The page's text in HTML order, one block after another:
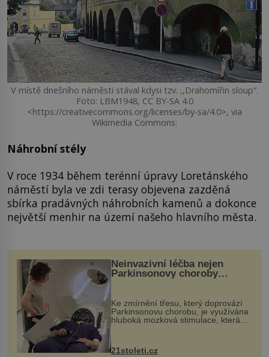
V místě dnešního náměsti stával kdysi tzv. ,,Drahomířin sloup“.
Foto: LBM1948, CC BY-SA 4.0
<https://creativecommons.org/licenses/by-sa/4.0>, via
Wikimedia Commons:
Náhrobní stély
V roce 1934 během terénní úpravy Loretánského
náměstí byla ve zdi terasy objevena zazděná
sbírka pradávných náhrobních kamenů a dokonce
největší menhir na území našeho hlavního města.
Neinvazivní léčba nejen
Parkinsonovy choroby
Ke zmírnění třesu, který doprovází
Parkinsonovu chorobu, je využívána
hluboká mozková stimulace, která
však vyžaduje vysoce invazivní
zákrok. Ultrazvuk zase není vhodný
k dostatečně přesnému zacílení ...
21stoleti.cz